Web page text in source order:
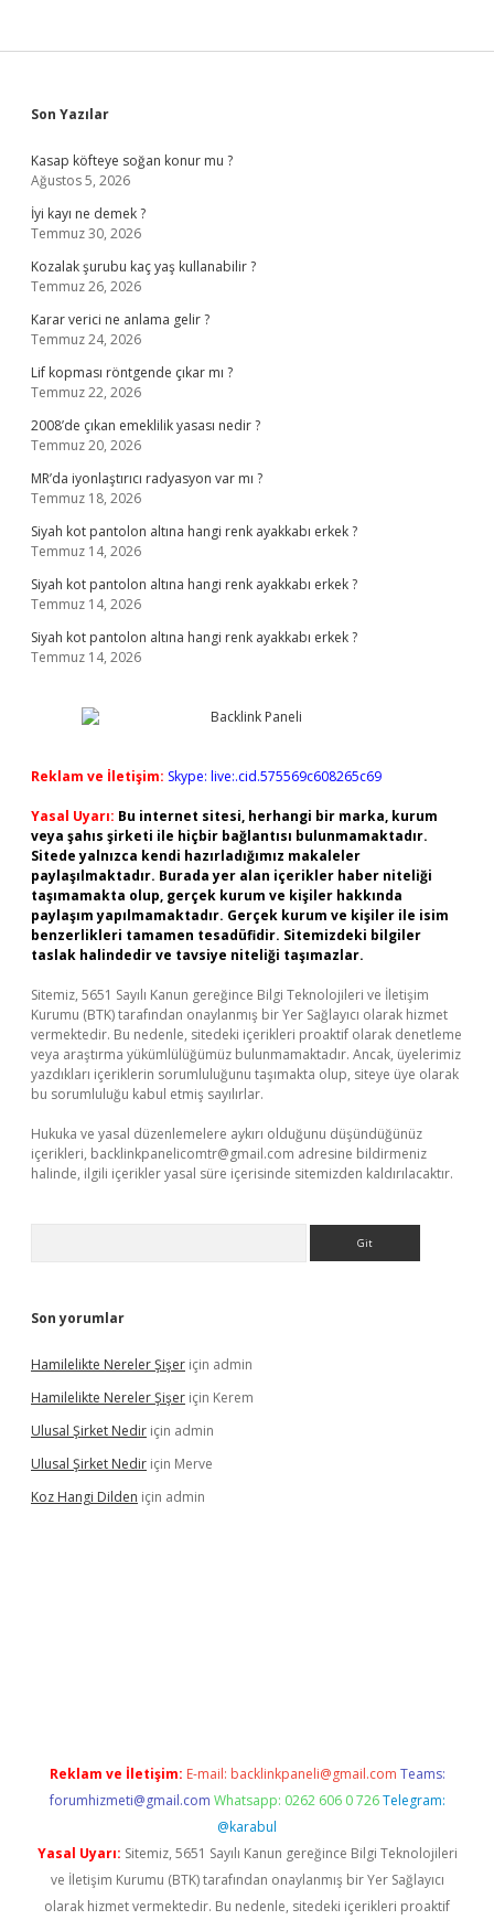
Sidebar
Son Yazılar
Kasap köfteye soğan konur mu ?
Ağustos 5, 2026
İyi kayı ne demek ?
Temmuz 30, 2026
Kozalak şurubu kaç yaş kullanabilir ?
Temmuz 26, 2026
Karar verici ne anlama gelir ?
Temmuz 24, 2026
Lif kopması röntgende çıkar mı ?
Temmuz 22, 2026
2008’de çıkan emeklilik yasası nedir ?
Temmuz 20, 2026
MR’da iyonlaştırıcı radyasyon var mı ?
Temmuz 18, 2026
Siyah kot pantolon altına hangi renk ayakkabı erkek ?
Temmuz 14, 2026
Siyah kot pantolon altına hangi renk ayakkabı erkek ?
Temmuz 14, 2026
Siyah kot pantolon altına hangi renk ayakkabı erkek ?
Temmuz 14, 2026
Reklam ve İletişim: Skype: live:.cid.575569c608265c69
Yasal Uyarı: Bu internet sitesi, herhangi bir marka, kurum
veya şahıs şirketi ile hiçbir bağlantısı bulunmamaktadır.
Sitede yalnızca kendi hazırladığımız makaleler
paylaşılmaktadır. Burada yer alan içerikler haber niteliği
taşımamakta olup, gerçek kurum ve kişiler hakkında
paylaşım yapılmamaktadır. Gerçek kurum ve kişiler ile isim
benzerlikleri tamamen tesadüfidir. Sitemizdeki bilgiler
taslak halindedir ve tavsiye niteliği taşımazlar.
Sitemiz, 5651 Sayılı Kanun gereğince Bilgi Teknolojileri ve İletişim
Kurumu (BTK) tarafından onaylanmış bir Yer Sağlayıcı olarak hizmet
vermektedir. Bu nedenle, sitedeki içerikleri proaktif olarak denetleme
veya araştırma yükümlülüğümüz bulunmamaktadır. Ancak, üyelerimiz
yazdıkları içeriklerin sorumluluğunu taşımakta olup, siteye üye olarak
bu sorumluluğu kabul etmiş sayılırlar.
Hukuka ve yasal düzenlemelere aykırı olduğunu düşündüğünüz
içerikleri, backlinkpanelicomtr@gmail.com adresine bildirmeniz
halinde, ilgili içerikler yasal süre içerisinde sitemizden kaldırılacaktır.
Son yorumlar
Hamilelikte Nereler Şişer için admin
Hamilelikte Nereler Şişer için Kerem
Ulusal Şirket Nedir için admin
Ulusal Şirket Nedir için Merve
Koz Hangi Dilden için admin
Reklam ve İletişim: E-mail: backlinkpaneli@gmail.com Teams:
forumhizmeti@gmail.com Whatsapp: 0262 606 0 726 Telegram:
@karabul
Yasal Uyarı: Sitemiz, 5651 Sayılı Kanun gereğince Bilgi Teknolojileri
ve İletişim Kurumu (BTK) tarafından onaylanmış bir Yer Sağlayıcı
olarak hizmet vermektedir. Bu nedenle, sitedeki içerikleri proaktif